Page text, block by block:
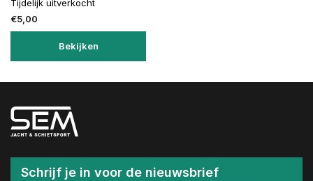
Tijdelijk uitverkocht
€5,00
Bekijken
Schrijf je in voor de nieuwsbrief